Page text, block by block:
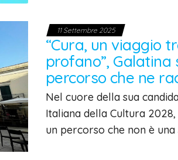
11 Settembre 2025
“Cura, un viaggio
profano”, Galatina
percorso che ne
Nel cuore della sua
Italiana della Cultura
un percorso che non è